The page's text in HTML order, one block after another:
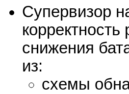
Супервизор
снижения
из:
схемы